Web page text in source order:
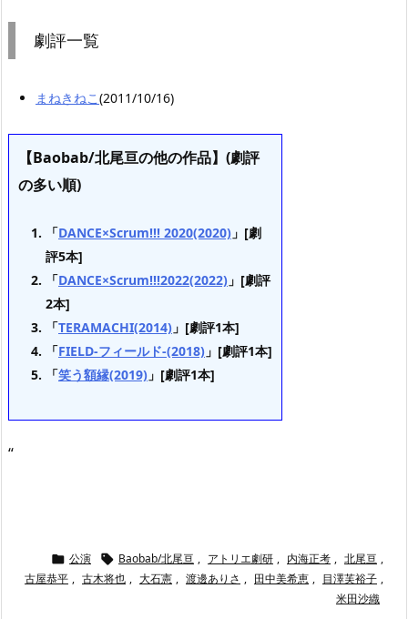
劇評一覧
まねきねこ(2011/10/16)
【Baobab/北尾亘の他の作品】(劇評
の多い順)
「DANCE×Scrum!!! 2020(2020) 」[劇
評5本]
「DANCE×Scrum!!!2022(2022) 」[劇評
2本]
「TERAMACHI(2014) 」[劇評1本]
「FIELD-フィールド-(2018) 」[劇評1本]
「笑う額縁(2019) 」[劇評1本]
“
 公演  Baobab/北尾亘 , アトリエ劇研 , 内海正考 , 北尾亘 ,
古屋恭平 , 古木将也 , 大石憲 , 渡邊ありさ , 田中美希恵 , 目澤芙裕子 ,
米田沙織